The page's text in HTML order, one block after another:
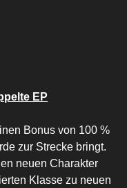
EP
Bonus von 100 %
zur Strecke bringt.
neuen Charakter
Klasse zu neuen